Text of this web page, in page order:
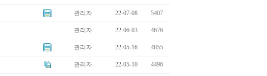
관리자 22-07-08 5407
관리자 22-06-03 4676
관리자 22-05-16 4855
관리자 22-05-10 4496